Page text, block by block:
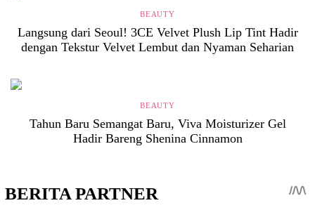
BEAUTY
Langsung dari Seoul! 3CE Velvet Plush Lip Tint Hadir
dengan Tekstur Velvet Lembut dan Nyaman Seharian
BEAUTY
Tahun Baru Semangat Baru, Viva Moisturizer Gel
Hadir Bareng Shenina Cinnamon